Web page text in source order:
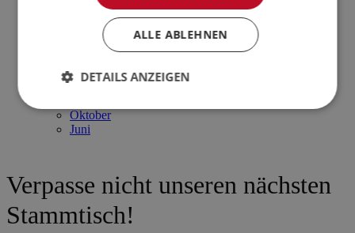
Dezember
Juni
Oktober
Juni
Verpasse nicht unseren nächsten
Stammtisch!
ALLE ABLEHNEN
DETAILS ANZEIGEN